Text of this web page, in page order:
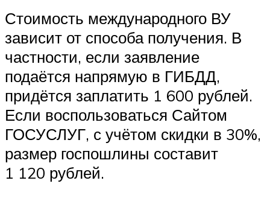
Стоимость международного ВУ
зависит от способа получения. В
частности, если заявление
подаётся напрямую в ГИБДД,
придётся заплатить 1 600 рублей.
Если воспользоваться Сайтом
ГОСУСЛУГ, с учётом скидки в 30%,
размер госпошлины составит
1 120 рублей.